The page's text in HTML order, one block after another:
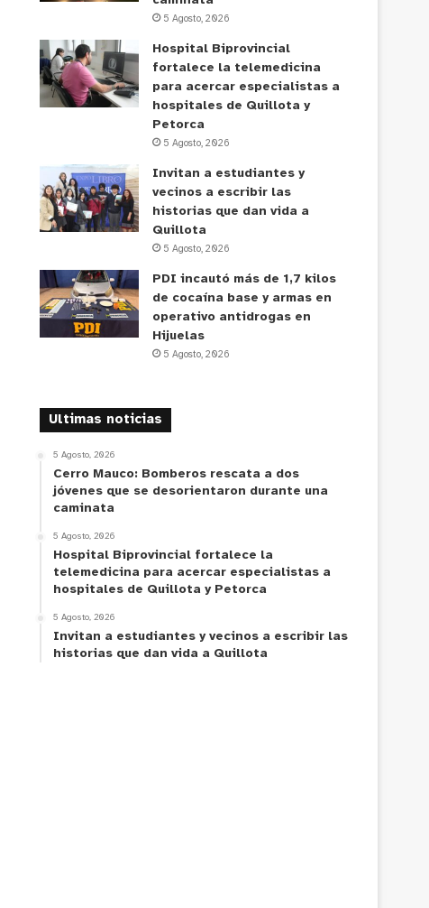
5 Agosto, 2026
Hospital Biprovincial
fortalece la telemedicina
para acercar especialistas a
hospitales de Quillota y
Petorca
5 Agosto, 2026
Invitan a estudiantes y
vecinos a escribir las
historias que dan vida a
Quillota
5 Agosto, 2026
PDI incautó más de 1,7 kilos
de cocaína base y armas en
operativo antidrogas en
Hijuelas
5 Agosto, 2026
Ultimas noticias
5 Agosto, 2026
Cerro Mauco: Bomberos rescata a dos
jóvenes que se desorientaron durante una
caminata
5 Agosto, 2026
Hospital Biprovincial fortalece la
telemedicina para acercar especialistas a
hospitales de Quillota y Petorca
5 Agosto, 2026
Invitan a estudiantes y vecinos a escribir las
historias que dan vida a Quillota